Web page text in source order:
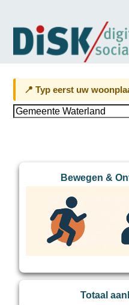
📍 Typ eerst uw
Bewegen &
Totaal